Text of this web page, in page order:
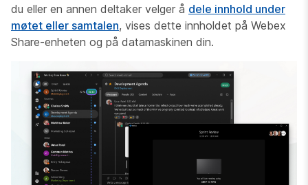
du eller en annen deltaker velger å dele innhold under
møtet eller samtalen, vises dette innholdet på Webex
Share-enheten og på datamaskinen din.